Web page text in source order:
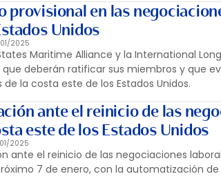
provisional en las
Unidos
2025
Maritime Alliance y la International
que deberán ratificar sus miembros y que
de la costa este de los Estados Unidos.
ante el reinicio de las
este de los Estados Unidos
2025
ante el reinicio de las negociaciones
7 de enero, con la automatización